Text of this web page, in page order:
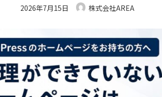
最
新
日
時
2026年7月15日 株式会社AREA